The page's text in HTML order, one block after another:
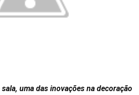
uma das inovações na decoração